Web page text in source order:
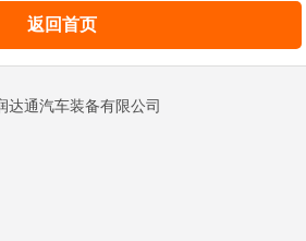
返回首页
达通汽车装备有限公司